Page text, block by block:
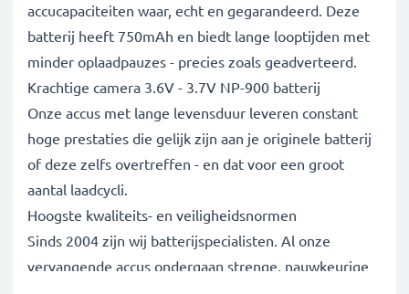
accucapaciteiten waar, echt en gegarandeerd. Deze
batterij heeft 750mAh en biedt lange looptijden met
minder oplaadpauzes - precies zoals geadverteerd.
Krachtige camera 3.6V - 3.7V NP-900 batterij
Onze accus met lange levensduur leveren constant
hoge prestaties die gelijk zijn aan je originele batterij
of deze zelfs overtreffen - en dat voor een groot
aantal laadcycli.
Hoogste kwaliteits- en veiligheidsnormen
Sinds 2004 zijn wij batterijspecialisten. Al onze
vervangende accus ondergaan strenge, nauwkeurige